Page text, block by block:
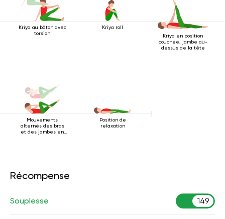
Kriya au bâton avec
torsion
Kriya roll
Kriya en position
couchée, jambe au-
dessus de la tête
Mouvements
alternés des bras
et des jambes en
Position de
relaxation
Récompense
Souplesse 149